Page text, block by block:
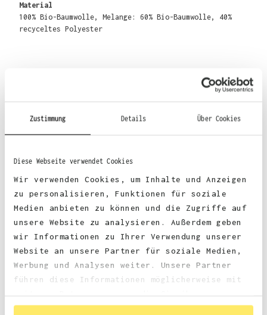
Zustimmung Details Über Cookies
Diese Webseite verwendet Cookies
Wir verwenden Cookies, um Inhalte und Anzeigen
zu personalisieren, Funktionen für soziale
Medien anbieten zu können und die Zugriffe auf
unsere Website zu analysieren. Außerdem geben
wir Informationen zu Ihrer Verwendung unserer
Website an unsere Partner für soziale Medien,
Werbung und Analysen weiter. Unsere Partner
führen diese Informationen möglicherweise mit
bereitgestellt haben oder die sie im Rahmen
Material
100% Bio-Baumwolle, Melange: 60% Bio-Baumwolle, 40%
recyceltes Polyester
Zertifizierungen:
Vegan, BSCI Oeko-Tex, SEDEX, WRAP, Marl : Recycled